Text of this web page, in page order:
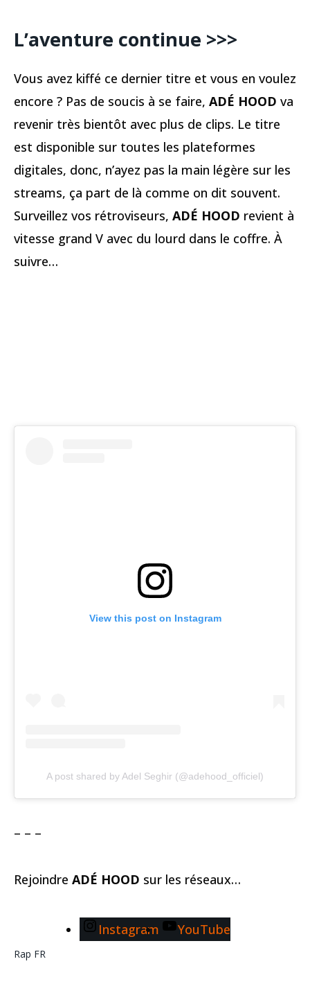
L’aventure continue >>>
Vous avez kiffé ce dernier titre et vous en voulez
encore ? Pas de soucis à se faire, ADÉ HOOD va
revenir très bientôt avec plus de clips. Le titre
est disponible sur toutes les plateformes
digitales, donc, n’ayez pas la main légère sur les
streams, ça part de là comme on dit souvent.
Surveillez vos rétroviseurs, ADÉ HOOD revient à
vitesse grand V avec du lourd dans le coffre. À
suivre…
View this post on Instagram
A post shared by Adel Seghir (@adehood_officiel)
– – –
Rejoindre ADÉ HOOD sur les réseaux…
Instagram YouTube
Rap FR